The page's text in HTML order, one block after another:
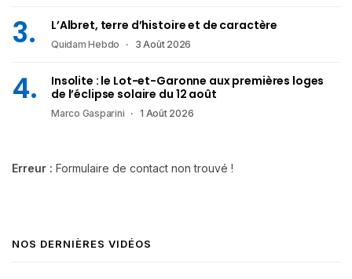
L’Albret, terre d’histoire et de caractère
Quidam Hebdo 3 Août 2026
Insolite : le Lot-et-Garonne aux premières loges
de l’éclipse solaire du 12 août
Marco Gasparini 1 Août 2026
Erreur : Formulaire de contact non trouvé !
NOS DERNIÈRES VIDÉOS